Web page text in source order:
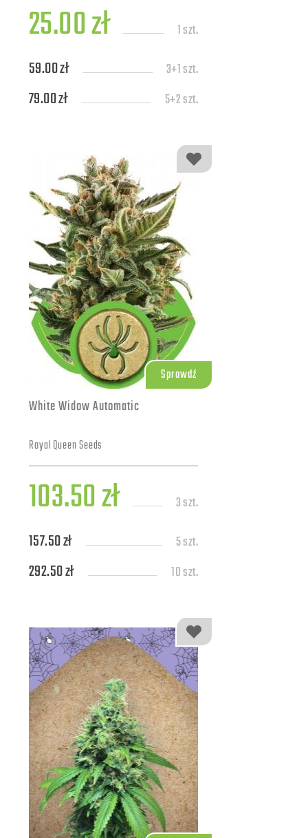
25.00 zł 1 szt.
59.00 zł 3+1 szt.
79.00 zł 5+2 szt.
25+7 szt.
579.00 zł 50+10 szt.
1109.00 zł 100+20 szt.
Sprawdź
White Widow Automatic
Royal Queen Seeds
103.50 zł 3 szt.
157.50 zł 5 szt.
292.50 zł 10 szt.